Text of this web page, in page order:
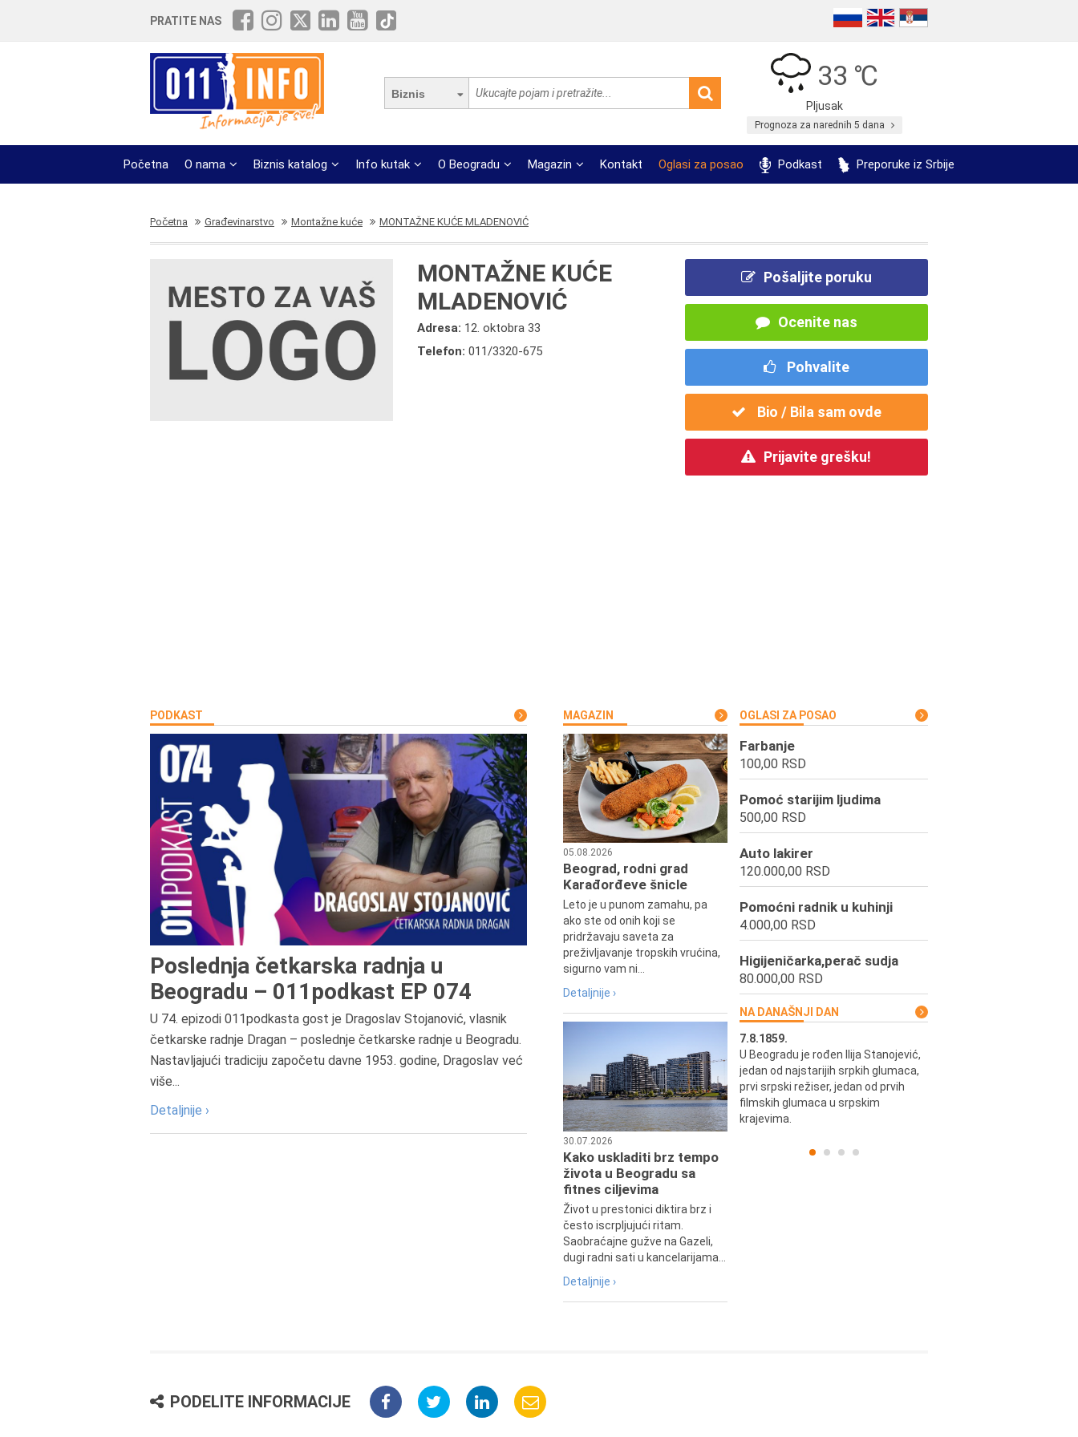
PRATITE NAS
Biznis
33 ℃
Pljusak
Prognoza za narednih 5 dana
Početna O nama Biznis katalog Info kutak O Beogradu Magazin Kontakt Oglasi za posao Podkast Preporuke iz Srbije
Početna Građevinarstvo Montažne kuće MONTAŽNE KUĆE MLADENOVIĆ
MONTAŽNE KUĆE
MLADENOVIĆ
Adresa: 12. oktobra 33
Telefon:011/3320-675
Pošaljite poruku
Ocenite nas
Pohvalite
Bio / Bila sam ovde
Prijavite grešku!
PODKAST
Poslednja četkarska radnja u
Beogradu – 011podkast EP 074
U 74. epizodi 011podkasta gost je Dragoslav Stojanović, vlasnik
četkarske radnje Dragan – poslednje četkarske radnje u Beogradu.
Nastavljajući tradiciju započetu davne 1953. godine, Dragoslav već
više...
Detaljnije ›
MAGAZIN
05.08.2026
Beograd, rodni grad
Karađorđeve šnicle
Leto je u punom zamahu, pa
ako ste od onih koji se
pridržavaju saveta za
preživljavanje tropskih vrućina,
sigurno vam ni...
Detaljnije ›
30.07.2026
Kako uskladiti brz tempo
života u Beogradu sa
fitnes ciljevima
Život u prestonici diktira brz i
često iscrpljujući ritam.
Saobraćajne gužve na Gazeli,
dugi radni sati u kancelarijama...
Detaljnije ›
OGLASI ZA POSAO
Farbanje
100,00 RSD
Pomoć starijim ljudima
500,00 RSD
Auto lakirer
120.000,00 RSD
Pomoćni radnik u kuhinji
4.000,00 RSD
Higijeničarka,perač sudja
80.000,00 RSD
NA DANAŠNJI DAN
Preminula je Đurđija Cvetić,
pozorišna, filmska i TV glumica.
7.8.1859.
U Beogradu je rođen Ilija Stanojević,
jedan od najstarijih srpkih glumaca,
prvi srpski režiser, jedan od prvih
filmskih glumaca u srpskim
krajevima.
PODELITE INFORMACIJE